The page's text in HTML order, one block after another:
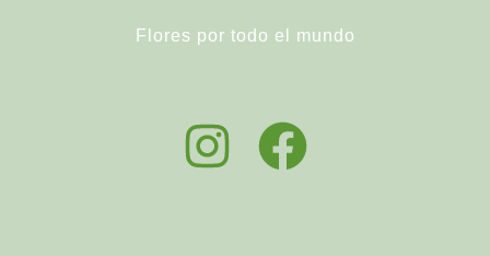
Flores por todo el mundo